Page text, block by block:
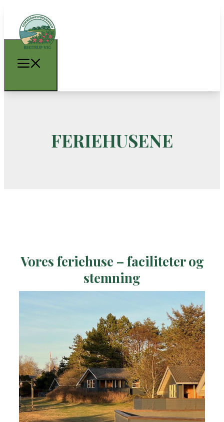
FERIEHUSENE
Vores feriehuse – faciliteter og
stemning